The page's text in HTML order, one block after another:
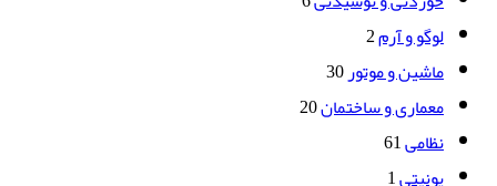
لوگو و آرم2
ماشین و موتور30
معماری و ساختمان20
نظامی61
یونیتی1